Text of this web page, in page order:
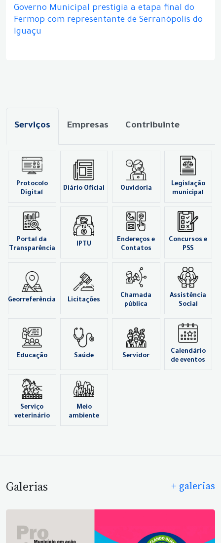
Governo Municipal prestigia a etapa final do
Fermop com representante de Serranópolis do
Iguaçu
Serviços Empresas Contribuinte
Protocolo
Digital
Diário Oficial Ouvidoria
Legislação
municipal
Portal da
Transparência
IPTU
Endereços e
Contatos
Concursos e
PSS
Georreferência Licitações
Chamada
pública
Assistência
Social
Educação Saúde Servidor
Calendário
de eventos
Serviço
veterinário
Meio
ambiente
Galerias + galerias